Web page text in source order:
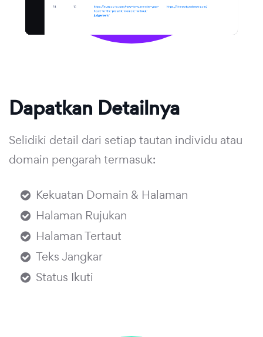
Dapatkan Detailnya
Selidiki detail dari setiap tautan individu atau
domain pengarah termasuk:
Kekuatan Domain & Halaman
Halaman Rujukan
Halaman Tertaut
Teks Jangkar
Status Ikuti